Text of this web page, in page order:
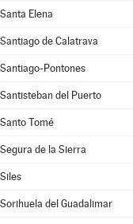
Santa Elena
Santiago de Calatrava
Santiago-Pontones
Santisteban del Puerto
Santo Tomé
Segura de la Sierra
Siles
Sorihuela del Guadalimar